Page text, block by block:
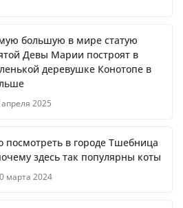
большую в мире статую
Девы Марии построят в
деревушке Конотопе в
2025
посмотреть в городе Тшебница
здесь так популярны коты
марта 2024